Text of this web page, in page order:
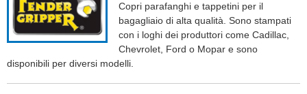
Copri parafanghi e tappetini per il
bagagliaio di alta qualità. Sono stampati
con i loghi dei produttori come Cadillac,
Chevrolet, Ford o Mopar e sono
disponibili per diversi modelli.